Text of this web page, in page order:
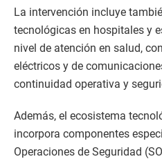
La intervención incluye
tecnológicas en hospitales y
nivel de atención en salud,
eléctricos y de
continuidad operativa y
Además, el ecosistema
incorpora componentes
Operaciones de Seguridad